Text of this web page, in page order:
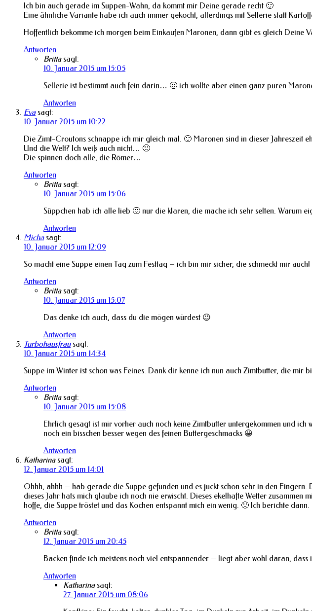
Ich bin auch gerade im Suppen-Wahn, da kommt mir Deine gerade recht 🙂
Eine ähnliche Variante habe ich auch immer gekocht, allerdings mit Sellerie statt
Hoffentlich bekomme ich morgen beim Einkaufen Maronen, dann gibt es gleich Deine
Antworten
Britta sagt:
10. Januar 2015 um 15:05
Sellerie ist bestimmt auch fein darin… 🙂 ich wollte aber einen ganz puren
Antworten
Eva sagt:
10. Januar 2015 um 10:22
Die Zimt-Croutons schnappe ich mir gleich mal. 🙂 Maronen sind in dieser Jahreszeit
Und die Welt? Ich weiß auch nicht… 🙁
Die spinnen doch alle, die Römer…
Antworten
Britta sagt:
10. Januar 2015 um 15:06
Süppchen hab ich alle lieb 🙂 nur die klaren, die mache ich sehr selten. Warum
Antworten
Micha sagt:
10. Januar 2015 um 12:09
So macht eine Suppe einen Tag zum Festtag – ich bin mir sicher, die schmeckt mir auch!
Antworten
Britta sagt:
10. Januar 2015 um 15:07
Das denke ich auch, dass du die mögen würdest 😉
Antworten
Turbohausfrau sagt:
10. Januar 2015 um 14:34
Suppe im Winter ist schon was Feines. Dank dir kenne ich nun auch Zimtbutter, die
Antworten
Britta sagt:
10. Januar 2015 um 15:08
Ehrlich gesagt ist mir vorher auch noch keine Zimtbutter untergekommen und
noch ein bisschen besser wegen des feinen Buttergeschmacks 😀
Antworten
Katharina sagt:
12. Januar 2015 um 14:01
Ohhh, ahhh – hab gerade die Suppe gefunden und es juckt schon sehr in den
dieses Jahr hats mich glaube ich noch nie erwischt. Dieses ekelhafte Wetter
hoffe, die Suppe tröstet und das Kochen entspannt mich ein wenig. 🙂 Ich berichte
Antworten
Britta sagt:
12. Januar 2015 um 20:45
Backen finde ich meistens noch viel entspannender – liegt aber wohl daran,
Antworten
Katharina sagt:
27. Januar 2015 um 08:06